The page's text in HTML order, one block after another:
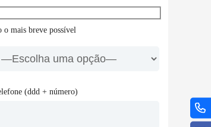
o mais breve possível
(ddd + número)